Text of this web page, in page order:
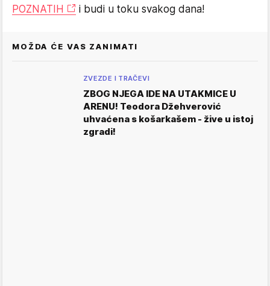
POZNATIH
i budi u toku svakog dana!
MOŽDA ĆE VAS ZANIMATI
ZVEZDE I TRAČEVI
ZBOG NJEGA IDE NA UTAKMICE U
ARENU! Teodora Džehverović
uhvaćena s košarkašem - žive u istoj
zgradi!